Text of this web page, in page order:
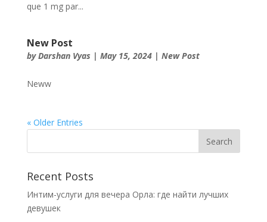
que 1 mg par...
New Post
byDarshan Vyas | May 15, 2024| New Post
Neww
« Older Entries
Recent Posts
Интим-услуги для вечера Орла: где найти лучших
девушек